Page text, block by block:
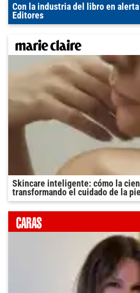
Con la industria del libro en
Editores
Skincare inteligente: cómo la
transformando el cuidado de la piel